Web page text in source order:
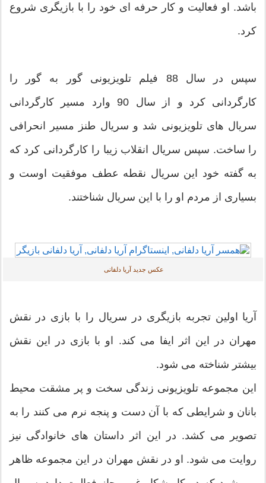
باشد. او فعالیت و کار حرفه ای خود را با بازیگری شروع
کرد.
سپس در سال 88 فیلم تلویزیونی گور به گور را
کارگردانی کرد و از سال 90 وارد مسیر کارگردانی
سریال های تلویزیونی شد و سریال طنز مسیر انحرافی
را ساخت. سپس سریال انقلاب زیبا را کارگردانی کرد که
به گفته خود این سریال نقطه عطف موفقیت اوست و
بسیاری از مردم او را با این سریال شناختند.
عکس جدید آریا دلفانی
آریا اولین تجربه بازیگری در سریال را با بازی در نقش
مهران در این اثر ایفا می کند. او با بازی در این نقش
بیشتر شناخته می شود.
این مجموعه تلویزیونی زندگی سخت و پر مشقت محیط
بانان و شرایطی که با آن دست و پنجه نرم می کنند را به
تصویر می کشد. در این اثر داستان های خانوادگی نیز
روایت می شود. او در نقش مهران در این مجموعه ظاهر